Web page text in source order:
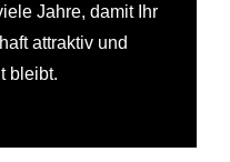
Jahre, damit Ihr
attraktiv und
bleibt.